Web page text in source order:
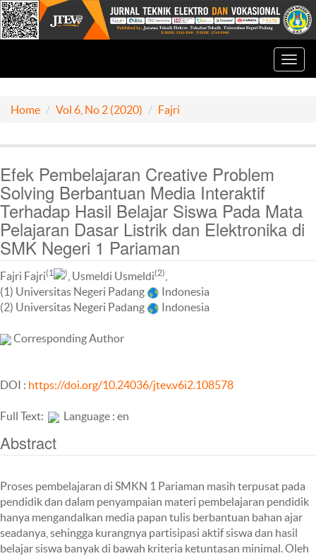
Home Vol 6, No 2 (2020) Fajri
Efek Pembelajaran Creative Problem
Solving Berbantuan Media Interaktif
Terhadap Hasil Belajar Siswa Pada Mata
Pelajaran Dasar Listrik dan Elektronika di
SMK Negeri 1 Pariaman
Fajri Fajri(1 ) , Usmeldi Usmeldi(2)
(1) Universitas Negeri Padang
Indonesia
(2) Universitas Negeri Padang
Indonesia
Corresponding Author
DOI : https://doi.org/10.24036/jtev.v6i2.108578
Full Text: Language : en
Abstract
Proses pembelajaran di SMKN 1 Pariaman masih terpusat pada
pendidik dan dalam penyampaian materi pembelajaran pendidik
hanya mengandalkan media papan tulis berbantuan bahan ajar
seadanya, sehingga kurangnya partisipasi aktif siswa dan hasil
belajar siswa banyak di bawah kriteria ketuntasan minimal. Oleh